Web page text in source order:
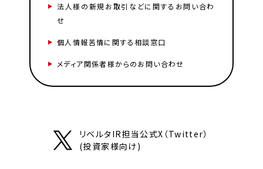
法人様の新規お取引などに関するお問い合わ
せ
個人情報苦情に関する相談窓口
メディア関係者様からのお問い合わせ
リベルタIR担当公式X（Twitter）
(投資家様向け)